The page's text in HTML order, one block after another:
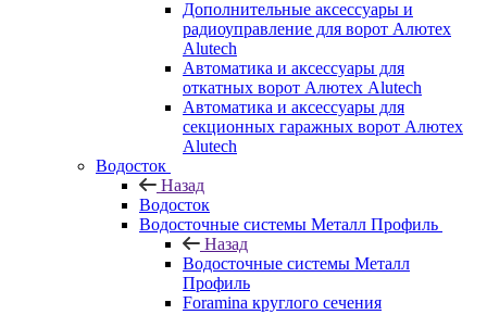
Дополнительные аксессуары и
радиоуправление для ворот Алютех
Alutech
Автоматика и аксессуары для
откатных ворот Алютех Alutech
Автоматика и аксессуары для
секционных гаражных ворот Алютех
Alutech
Водосток
Назад
Водосток
Водосточные системы Металл Профиль
Назад
Водосточные системы Металл
Профиль
Foramina круглого сечения